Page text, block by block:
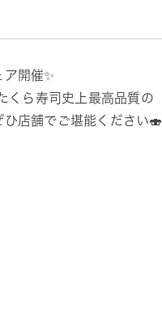
開催✨
くら寿司史上最高品質の
ひ店舗でご堪能ください🍣